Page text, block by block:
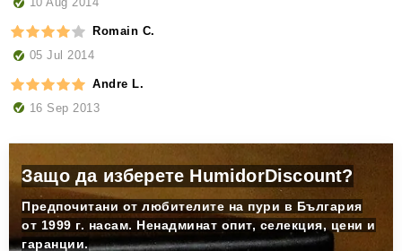
Romain C.
05 Jul 2014
Andre L.
16 Sep 2013
Защо да изберете HumidorDiscount?
Предпочитани от любителите на пури в България
от 1999 г. насам. Ненадминат опит, селекция, цени и
гаранции.